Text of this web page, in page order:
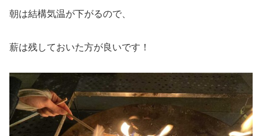
朝は結構気温が下がるので、
薪は残しておいた方が良いです！